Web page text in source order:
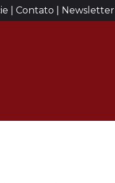
| Contato | Newsletter